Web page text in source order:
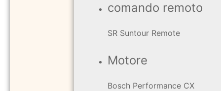
comando remoto
SR Suntour Remote
Motore
Bosch Performance CX